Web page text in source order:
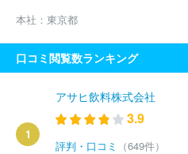
本社： 東京都
口コミ閲覧数ランキング
1
アサヒ飲料株式会社
3.9
評判・口コミ
（649件）